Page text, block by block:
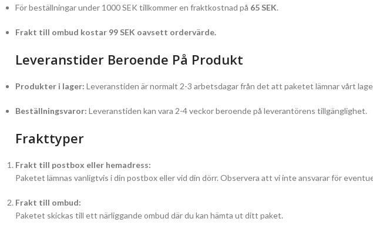
För beställningar under 1000 SEK tillkommer en fraktkostnad på 65 SEK.
Frakt till ombud kostar 99 SEK oavsett ordervärde.
Leveranstider Beroende På Produkt
Produkter i lager: Leveranstiden är normalt 2-3 arbetsdagar från det att paketet lämnar vårt
Beställningsvaror: Leveranstiden kan vara 2-4 veckor beroende på leverantörens tillgänglighet.
Frakttyper
Frakt till postbox eller hemadress:
Paketet lämnas vanligtvis i din postbox eller vid din dörr. Observera att vi inte ansvarar för
Frakt till ombud:
Paketet skickas till ett närliggande ombud där du kan hämta ut ditt paket.